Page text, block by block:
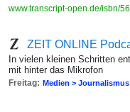
www.transcript-open.de/isbn/
ZEIT ONLINE
In vielen kleinen Schritten
mit hinter das Mikrofon
Freitag: Medien > Journalismus